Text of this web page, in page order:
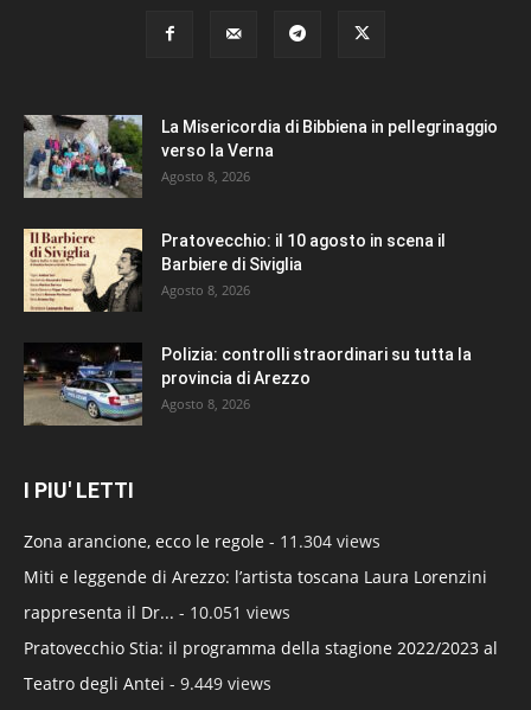
La Misericordia di Bibbiena in pellegrinaggio
verso la Verna
Agosto 8, 2026
Pratovecchio: il 10 agosto in scena il
Barbiere di Siviglia
Agosto 8, 2026
Polizia: controlli straordinari su tutta la
provincia di Arezzo
Agosto 8, 2026
I PIU' LETTI
Zona arancione, ecco le regole - 11.304 views
Miti e leggende di Arezzo: l’artista toscana Laura Lorenzini
rappresenta il Dr... - 10.051 views
Pratovecchio Stia: il programma della stagione 2022/2023 al
Teatro degli Antei - 9.449 views